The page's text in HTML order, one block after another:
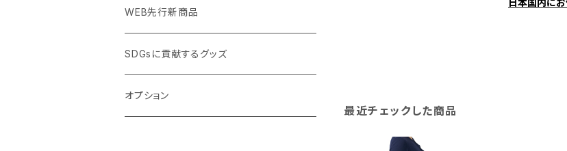
最近チェックした商品
加湿器・オゾン発生器
ウイルス対策消耗品
ウイルス対策備品
ポーチ・巾着
タオル・ブランケット
その他雑貨品
フルカラー印刷ノベルティ
予算消化・備品におすすめグッズ
展示会・説明会ノベルティ
クイック印刷対応トートバッグ・エコバッグ
クイック印刷対応ポーチ・巾着
クイック印刷対応ボトル
WEB先行新商品
SDGsに貢献するグッズ
オプション